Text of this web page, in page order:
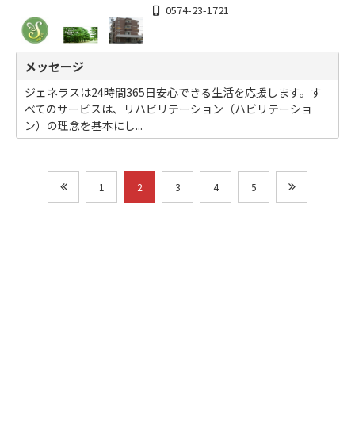
0574-23-1721
メッセージ
ジェネラスは24時間365日安心できる生活を応援します。す
べてのサービスは、リハビリテーション（ハビリテーショ
ン）の理念を基本にし...
1 2 3 4 5